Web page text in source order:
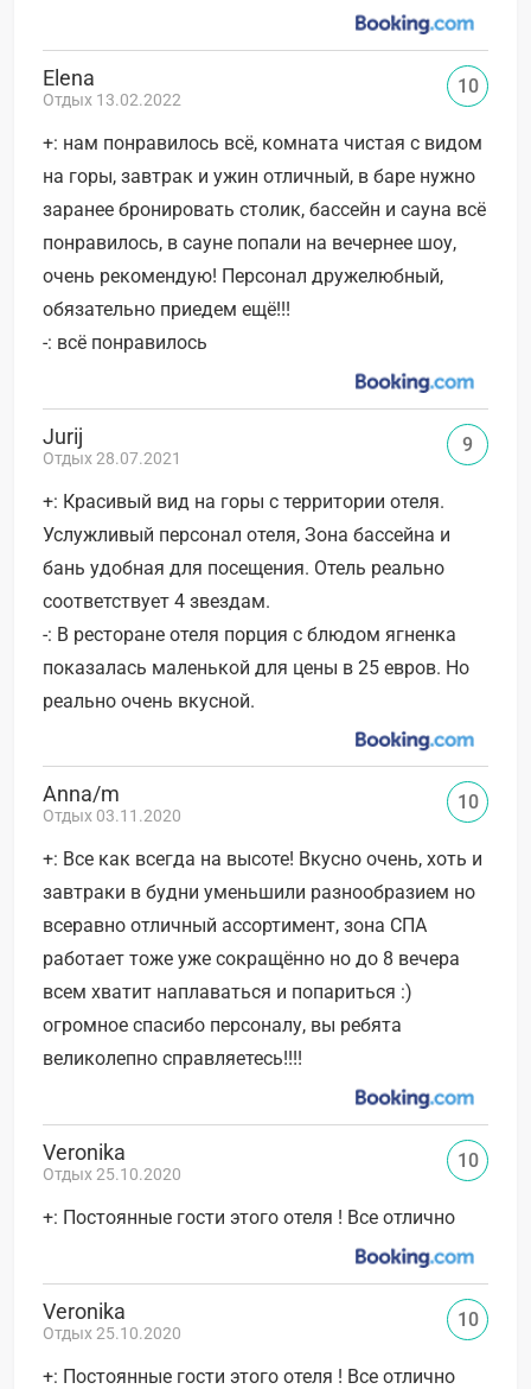
Elena
Отдых 13.02.2022
+: нам понравилось всё, комната чистая с видом
на горы, завтрак и ужин отличный, в баре нужно
заранее бронировать столик, бассейн и сауна всё
понравилось, в сауне попали на вечернее шоу,
очень рекомендую! Персонал дружелюбный,
обязательно приедем ещё!!!
-: всё понравилось
10
Jurij
Отдых 28.07.2021
+: Красивый вид на горы с территории отеля.
Услужливый персонал отеля, Зона бассейна и
бань удобная для посещения. Отель реально
соответствует 4 звездам.
-: В ресторане отеля порция с блюдом ягненка
показалась маленькой для цены в 25 евров. Но
реально очень вкусной.
9
Anna/m
Отдых 03.11.2020
+: Все как всегда на высоте! Вкусно очень, хоть и
завтраки в будни уменьшили разнообразием но
всеравно отличный ассортимент, зона СПА
работает тоже уже сокращённо но до 8 вечера
всем хватит наплаваться и попариться :)
огромное спасибо персоналу, вы ребята
великолепно справляетесь!!!!
10
Veronika
Отдых 25.10.2020
+: Постоянные гости этого отеля ! Все отлично
10
Veronika
Отдых 25.10.2020
+: Постоянные гости этого отеля ! Все отлично
10